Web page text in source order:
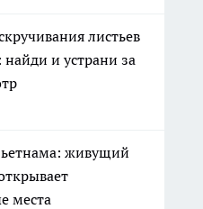
листьев
найди и устрани за
живущий
места